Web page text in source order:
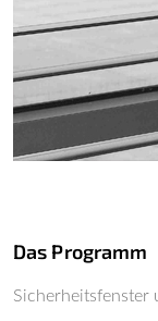
Das Programm
Sicherheitsfenster